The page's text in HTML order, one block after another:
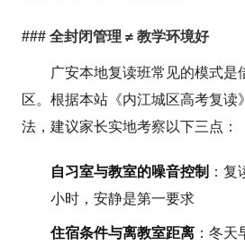
### 全封闭管理 ≠ 教学环境好
广安本地复读班常见的模式是
区。根据本站《内江城区高考复读
法，建议家长实地考察以下三点：
自习室与教室的噪音控制 ：
小时，安静是第一要求
住宿条件与离教室距离 ：冬